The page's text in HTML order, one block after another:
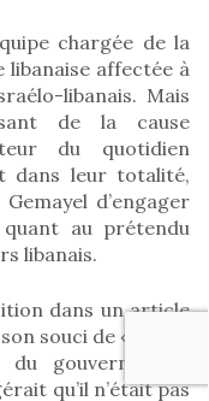
chargée de la
affectée à
libanais. Mais
de la cause
du quotidien
dans leur totalité,
d’engager
au prétendu
libanais.
dans un article
souci de «ne pas
gouvernement
qu’il n’était pas